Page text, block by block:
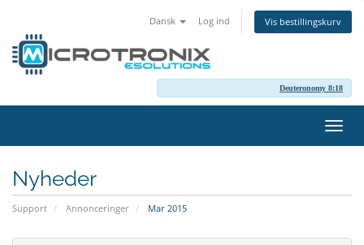
Dansk Log ind Vis bestillingskurv
Deuteronomy 8:18
Skift
Nyheder
Support Annonceringer Mar 2015